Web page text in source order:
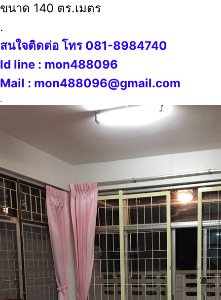
ขนาด 140 ตร.เมตร
.
สนใจติดต่อ โทร 081-8984740
Id line : mon488096
Mail : mon488096@gmail.com
.